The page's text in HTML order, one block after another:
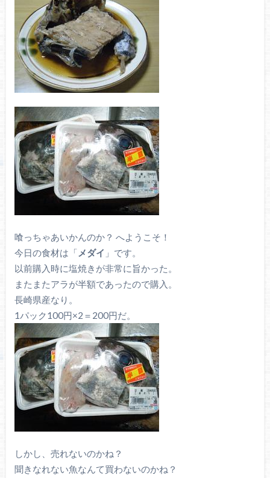
喰っちゃあいかんのか？ へようこそ！
今日の食材は「 メダイ 」です。
以前購入時に塩焼きが非常に旨かった。
またまたアラが半額であったので購入。
長崎県産なり。
1パック100円×2＝200円だ。
しかし、売れないのかね？
聞きなれない魚なんて買わないのかね？